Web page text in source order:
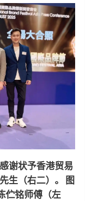
谢状予香港贸易
生（右二）。 图
伫铭师傅（左